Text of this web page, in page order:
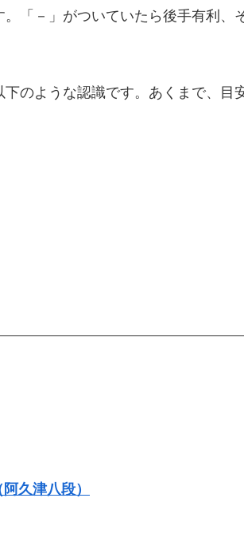
「－」がついていたら後手有利、
のような認識です。あくまで、目
久津八段）